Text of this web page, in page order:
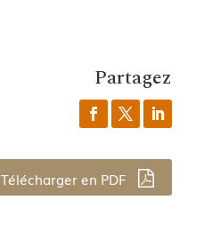
Partagez
Télécharger en PDF